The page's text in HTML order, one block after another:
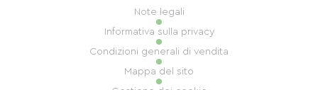
Note legali
Informativa sulla privacy
Condizioni generali di vendita
Mappa del sito